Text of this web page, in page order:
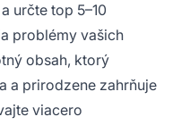
určte top 5–10
problémy vašich
obsah, ktorý
a prirodzene zahrňuje
viacero